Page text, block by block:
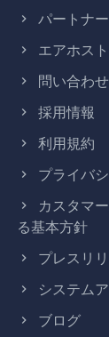
パートナ
エアホス
問い合わせ
採用情報
利用規約
プライバ
カスタマ
る基本方針
プレスリ
システム
ブログ